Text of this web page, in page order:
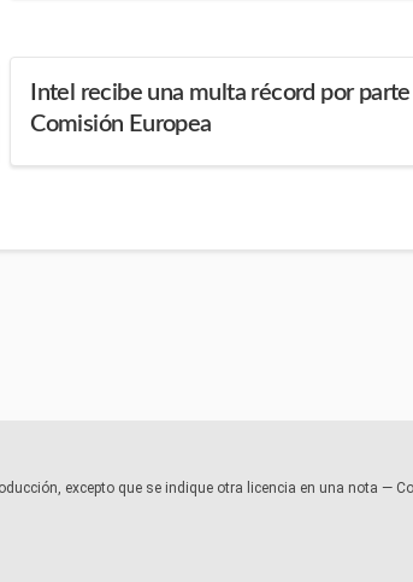
Intel recibe una multa récord por
Comisión Europea
excepto que se indique otra licencia en una nota —